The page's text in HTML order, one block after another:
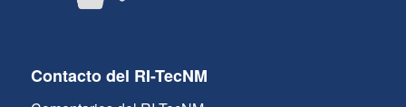
Contacto del RI-TecNM